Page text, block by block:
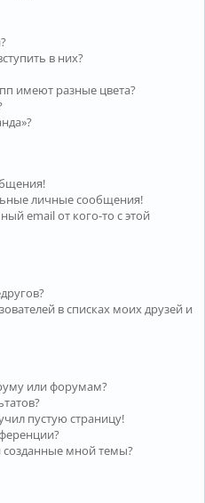
в них?
имеют разные цвета?
личные сообщения!
email от кого-то с этой
в списках моих друзей и
или форумам?
пустую страницу!
мной темы?